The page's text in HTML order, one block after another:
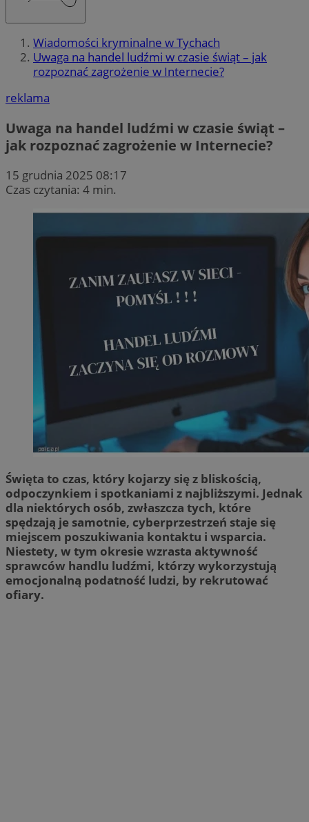
Wiadomości kryminalne w Tychach
Uwaga na handel ludźmi w czasie świąt – jak
rozpoznać zagrożenie w Internecie?
reklama
Uwaga na handel ludźmi w czasie świąt –
jak rozpoznać zagrożenie w Internecie?
15 grudnia 2025 08:17
Czas czytania: 4 min.
Święta to czas, który kojarzy się z bliskością,
odpoczynkiem i spotkaniami z najbliższymi. Jednak
dla niektórych osób, zwłaszcza tych, które
spędzają je samotnie, cyberprzestrzeń staje się
miejscem poszukiwania kontaktu i wsparcia.
Niestety, w tym okresie wzrasta aktywność
sprawców handlu ludźmi, którzy wykorzystują
emocjonalną podatność ludzi, by rekrutować
ofiary.